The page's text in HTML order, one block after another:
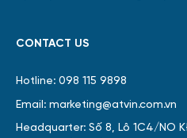
CONTACT US
Hotline: 098 115 9898
Email: marketing@atvin.com.vn
Headquarter: Số 8, Lô 1C4/NO